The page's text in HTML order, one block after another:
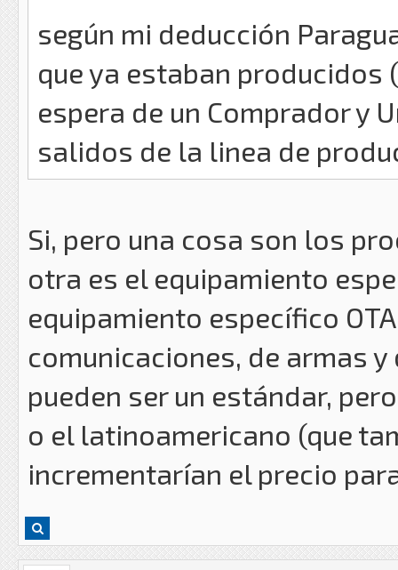
según mi deducción
que ya estaban producidos
espera de un Comprador y
salidos de la linea de
Si, pero una cosa son los
otra es el equipamiento
equipamiento específico
comunicaciones, de armas
pueden ser un estándar,
o el latinoamericano (que
incrementarían el precio